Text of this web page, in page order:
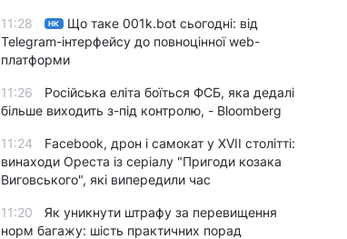
11:28 НК
Що таке 001k.bot сьогодні: від
Telegram-інтерфейсу до повноцінної web-
платформи
11:26
Російська еліта боїться ФСБ, яка дедалі
більше виходить з-під контролю, - Bloomberg
11:24
Facebook, дрон і самокат у XVII столітті:
винаходи Ореста із серіалу "Пригоди козака
Виговського", які випередили час
11:20
Як уникнути штрафу за перевищення
норм багажу: шість практичних порад